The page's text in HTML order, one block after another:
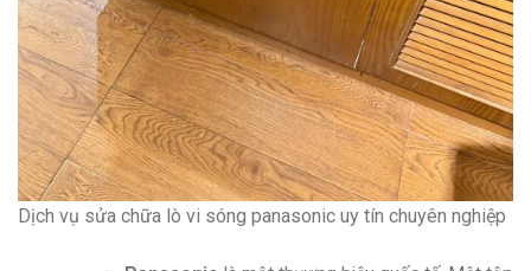
Dịch vụ sửa chữa lò vi sóng panasonic uy tín chuyên nghiệp